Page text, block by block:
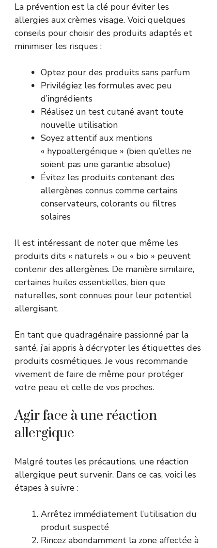
La prévention est la clé pour éviter les
allergies aux crèmes visage. Voici quelques
conseils pour choisir des produits adaptés et
minimiser les risques :
Optez pour des produits sans parfum
Privilégiez les formules avec peu
d’ingrédients
Réalisez un test cutané avant toute
nouvelle utilisation
Soyez attentif aux mentions
« hypoallergénique » (bien qu’elles ne
soient pas une garantie absolue)
Évitez les produits contenant des
allergènes connus comme certains
conservateurs, colorants ou filtres
solaires
Il est intéressant de noter que même les
produits dits « naturels » ou « bio » peuvent
contenir des allergènes. De manière similaire,
certaines huiles essentielles, bien que
naturelles, sont connues pour leur potentiel
allergisant.
En tant que quadragénaire passionné par la
santé, j’ai appris à décrypter les étiquettes des
produits cosmétiques. Je vous recommande
vivement de faire de même pour protéger
votre peau et celle de vos proches.
Agir face à une réaction
allergique
Malgré toutes les précautions, une réaction
allergique peut survenir. Dans ce cas, voici les
étapes à suivre :
Arrêtez immédiatement l’utilisation du
produit suspecté
Rincez abondamment la zone affectée à